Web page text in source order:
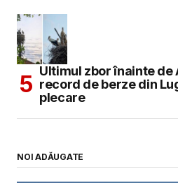
Ultimul zbor înainte de
record de berze din
plecare
NOI ADĂUGATE